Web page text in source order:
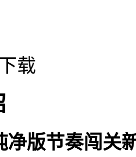
载
净版节奏闯关